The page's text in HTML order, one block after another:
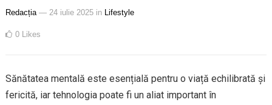
Redacția — 24 iulie 2025 in Lifestyle
0 Likes
Sănătatea mentală este esențială pentru o viață echilibrată și
fericită, iar tehnologia poate fi un aliat important în